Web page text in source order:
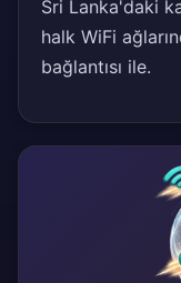
Sri Lanka'daki
halk WiFi
bağlantısı ile.